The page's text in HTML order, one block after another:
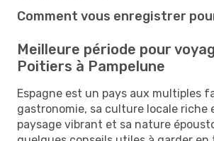
Comment vous enregistrer
Meilleure période pour
Poitiers à Pampelune
Espagne est un pays aux multiples
gastronomie, sa culture locale riche
paysage vibrant et sa nature